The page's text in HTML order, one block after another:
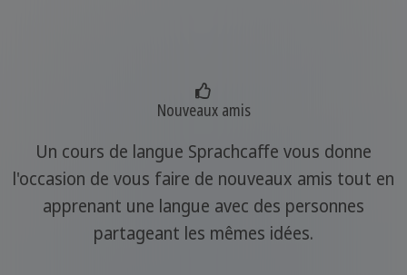
Nouveaux amis
Un cours de langue Sprachcaffe vous donne
l'occasion de vous faire de nouveaux amis tout en
apprenant une langue avec des personnes
partageant les mêmes idées.